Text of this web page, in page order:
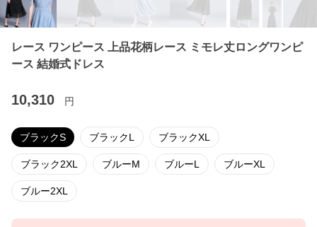
レース ワンピース 上品花柄レース ミモレ丈ロングワンピ
ース 結婚式ドレス
10,310 円
ブラックS ブラックL ブラックXL
ブラック2XL ブルーM ブルーL ブルーXL
ブルー2XL